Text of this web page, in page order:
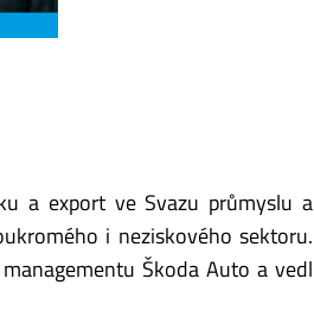
a export ve Svazu průmyslu a
i neziskového sektoru.
Škoda Auto a vedl